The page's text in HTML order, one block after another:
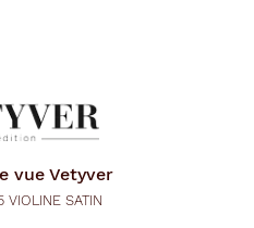
vue Vetyver
SATIN